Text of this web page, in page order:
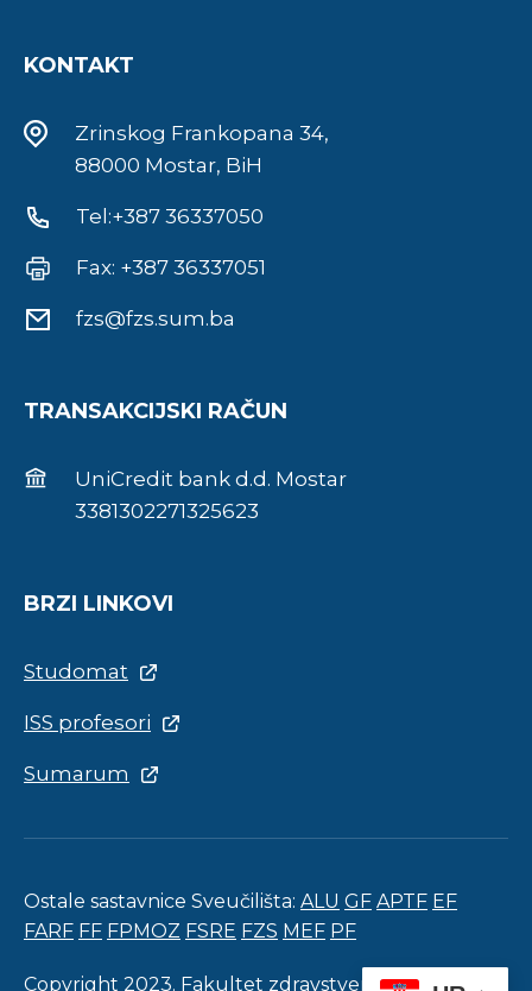
KONTAKT
Zrinskog Frankopana 34,
88000 Mostar, BiH
Tel:+387 36337050
Fax: +387 36337051
fzs@fzs.sum.ba
TRANSAKCIJSKI RAČUN
UniCredit bank d.d. Mostar
3381302271325623
BRZI LINKOVI
Studomat
ISS profesori
Sumarum
Ostale sastavnice Sveučilišta: ALU GF APTF EF
FARF FF FPMOZ FSRE FZS MEF PF
Copyright 2023. Fakultet zdravstvenih studija.